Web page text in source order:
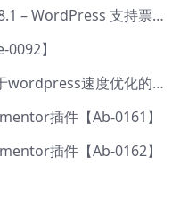
Fluent Support Pro v1.8.1 – WordPress 支持票务系统【Cc-0041】
】
WP Rocket v3.10.8-用于wordpress速度优化的缓存加速插件【Cd-0019】
插件【Ab-0161】
插件【Ab-0162】